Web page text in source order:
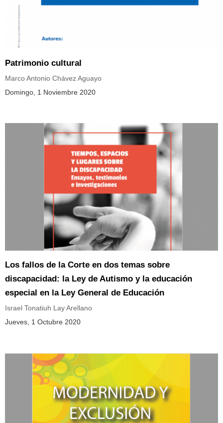
Patrimonio cultural
Marco Antonio Chávez Aguayo
Domingo, 1 Noviembre 2020
Los fallos de la Corte en dos temas sobre
discapacidad: la Ley de Autismo y la educación
especial en la Ley General de Educación
Israel Tonatiuh Lay Arellano
Jueves, 1 Octubre 2020